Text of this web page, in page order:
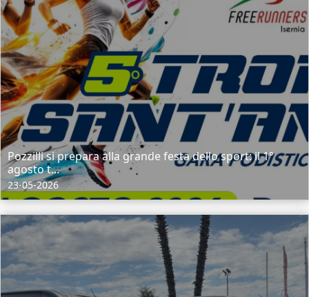
Pozzilli si prepara alla grande festa dello sport: il 1°
agosto t...
23-05-2026